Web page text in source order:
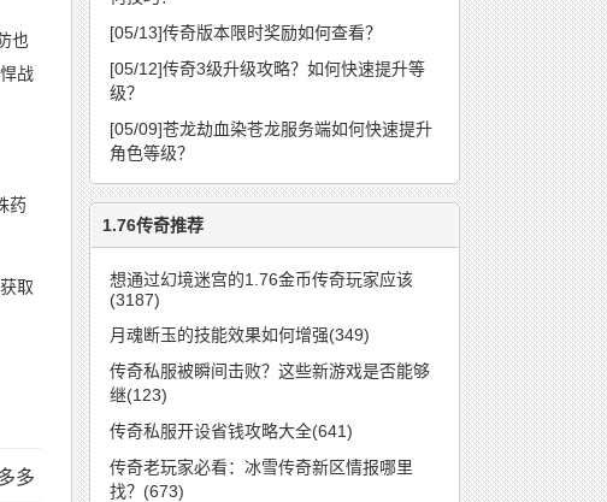
也
战
药
取
多
[05/13]传奇版本限时奖励如何查看？
[05/12]传奇3级升级攻略？如何快速提升等
级？
[05/09]苍龙劫血染苍龙服务端如何快速提升
角色等级？
1.76传奇推荐
想通过幻境迷宫的1.76金币传奇玩家应该
(3187)
月魂断玉的技能效果如何增强(349)
传奇私服被瞬间击败？这些新游戏是否能够
继(123)
传奇私服开设省钱攻略大全(641)
传奇老玩家必看：冰雪传奇新区情报哪里
找？(673)